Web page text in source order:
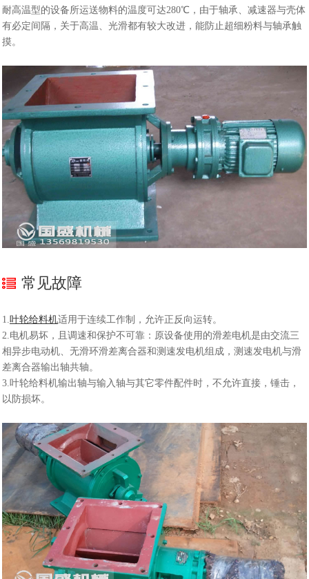
耐高温型的设备所运送物料的温度可达280℃，由于轴承、减速器与壳体
有必定间隔，关于高温、光滑都有较大改进，能防止超细粉料与轴承触
摸。
常见故障
1.叶轮给料机适用于连续工作制，允许正反向运转。
2.电机易坏，且调速和保护不可靠：原设备使用的滑差电机是由交流三
相异步电动机、无滑环滑差离合器和测速发电机组成，测速发电机与滑
差离合器输出轴共轴。
3.叶轮给料机输出轴与输入轴与其它零件配件时，不允许直接，锤击，
以防损坏。